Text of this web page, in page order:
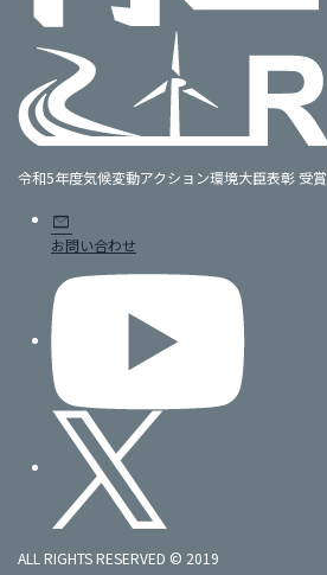
令和5年度気候変動アクション環境大臣表彰 受賞
mail
お問い合わせ
ALL RIGHTS RESERVED © 2019